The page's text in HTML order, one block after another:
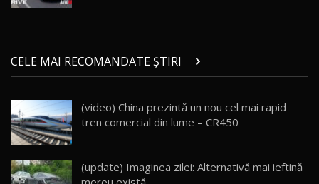
20
21
Noul ZEEKR 7X / Test Drive AutoBlog.MD
29:08
22
Micul BYD Dolphin Surf / Test Drive
AutoBlog.MD
23
Noua Mazda 6e / Test Drive AutoBlog.MD
26:59
CELE MAI RECOMANDATE ȘTIRI
(video) China prezintă un nou cel mai rapid
tren comercial din lume – CR450
(update) Imaginea zilei: Alternativă mai ieftină